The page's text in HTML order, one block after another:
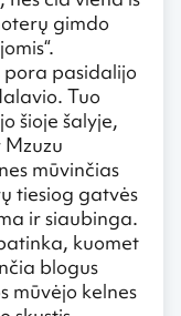
gimdo
pora pasidalijo
Tuo
šioje šalyje,
mūvinčias
tiesiog gatvės
ir siaubinga.
kuomet
blogus
mūvėjo kelnes